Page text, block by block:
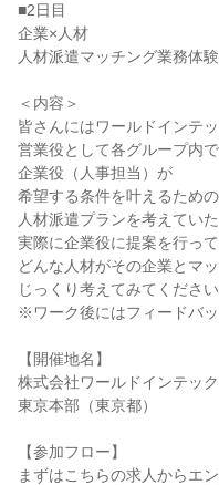
■2日目
企業×人材
人材派遣マッチング業務体験
＜内容＞
皆さんにはワールドインテ
営業役として各グループ内で
企業役（人事担当）が
希望する条件を叶えるための
人材派遣プランを考えていた
実際に企業役に提案を行って
どんな人材がその企業とマ
じっくり考えてみてください
※ワーク後にはフィードバ
【開催地名】
株式会社ワールドインテック
東京本部（東京都）
【参加フロー】
まずはこちらの求人からエ